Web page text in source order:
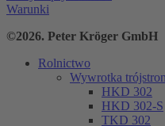
Warunki
©2026. Peter Kröger GmbH
Rolnictwo
Wywrotka
HKD 302
HKD 302-S
TKD 302